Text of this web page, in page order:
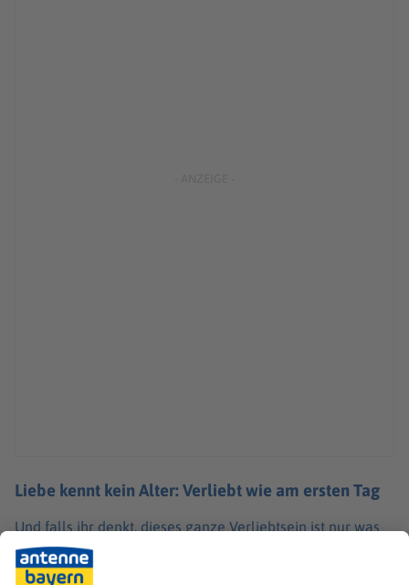
Liebe kennt kein Alter: Verliebt wie am ersten Tag
Und falls ihr denkt, dieses ganze Verliebtsein ist nur was
für die jungen Hüpfer, dann habt ihr euch geschnitten!
Studien zeigen, dass sich